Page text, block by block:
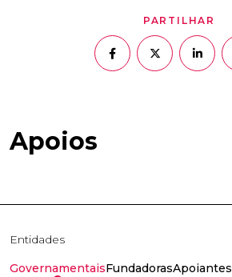
PARTILHAR
Apoios
Entidades
GovernamentaisFundadorasApoiantes